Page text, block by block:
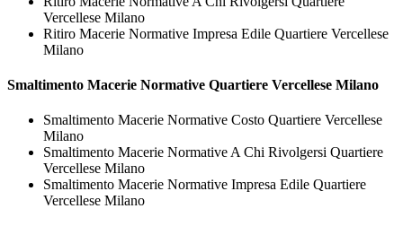
Vercellese Milano
Ritiro Macerie Normative Impresa Edile Quartiere Vercellese
Milano
Smaltimento Macerie Normative Quartiere Vercellese Milano
Smaltimento Macerie Normative Costo Quartiere Vercellese
Milano
Smaltimento Macerie Normative A Chi Rivolgersi Quartiere
Vercellese Milano
Smaltimento Macerie Normative Impresa Edile Quartiere
Vercellese Milano